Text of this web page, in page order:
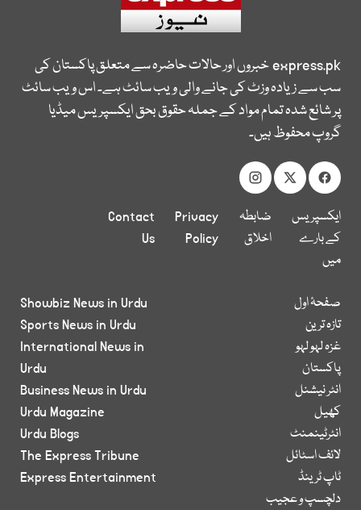
express.pkخبروں اور حالات حاضرہ سے متعلق پاکستان کی
سب سے زیادہ وزٹ کی جانے والی ویب سائٹ ہے۔ اس ویب سائٹ
پر شائع شدہ تمام مواد کے جملہ حقوق بحق ایکسپریس میڈیا
گروپ محفوظ ہیں۔
ایکسپریس
کے بارے
میں
ضابطہ
اخلاق
Privacy
Policy
Contact
Us
صفحۂ اول
تازہ ترین
غزہ لہو لہو
پاکستان
انٹر نیشنل
کھیل
انٹرٹینمنٹ
لائف اسٹائل
ٹاپ ٹرینڈ
دلچسپ و عجیب
Showbiz News in Urdu
Sports News in Urdu
International News in
Urdu
Business News in Urdu
Urdu Magazine
Urdu Blogs
The Express Tribune
Express Entertainment